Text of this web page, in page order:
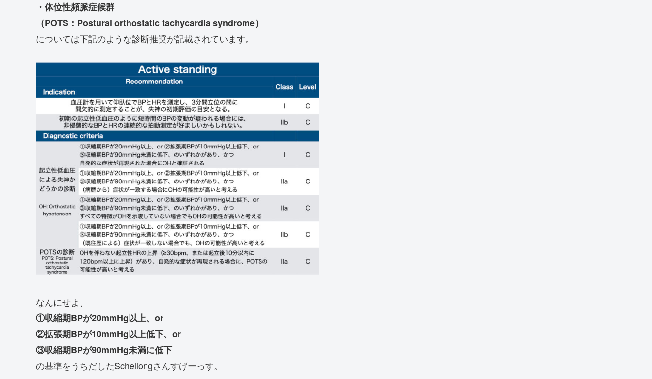
・体位性頻脈症候群
（POTS：Postural orthostatic tachycardia syndrome）
については下記のような診断推奨が記載されています。
なんにせよ、
①収縮期BPが20mmHg以上、or
②拡張期BPが10mmHg以上低下、or
③収縮期BPが90mmHg未満に低下
の基準をうちだしたSchellongさんすげーっす。